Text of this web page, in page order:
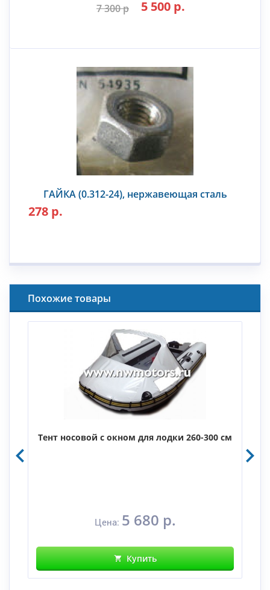
7 300 р 5 500 р.
ГАЙКА (0.312-24), нержавеющая сталь
278 р.
Похожие товары
Тент носовой с окном для лодки 260-300 см
Цена: 5 680 р.
Купить